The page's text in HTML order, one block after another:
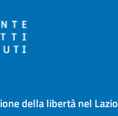
della libertà nel Lazio